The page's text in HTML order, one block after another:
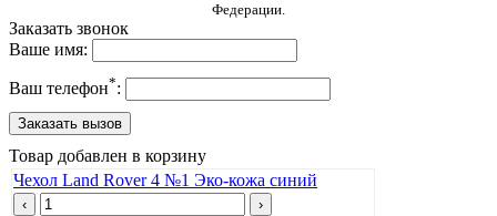
Федерации.
Заказать звонок
Ваше имя:
Ваш телефон*:
Товар добавлен в корзину
Чехол Land Rover 4 №1 Эко-кожа синий
‹ ›